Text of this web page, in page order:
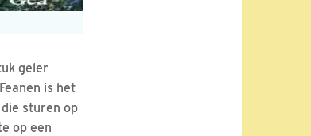
geler
is het
sturen op
op een